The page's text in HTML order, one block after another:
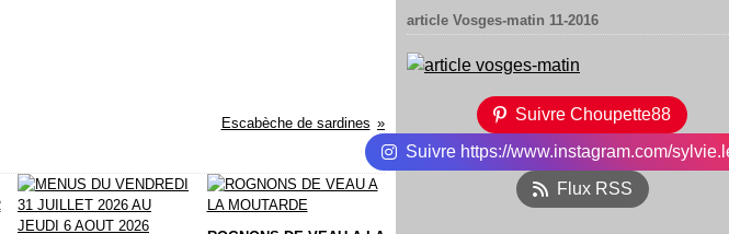
Escabèche de sardines
article Vosges-matin 11-2016
Suivre Choupette88
Suivre https://www.instagram.com/
Flux RSS